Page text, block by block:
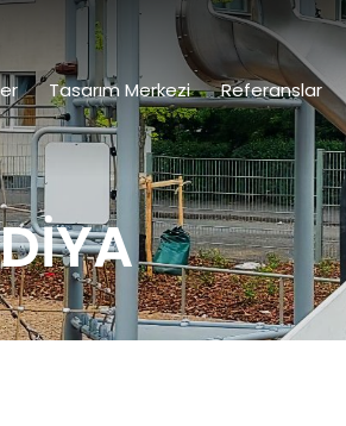
Tasarım Merkezi Referanslar